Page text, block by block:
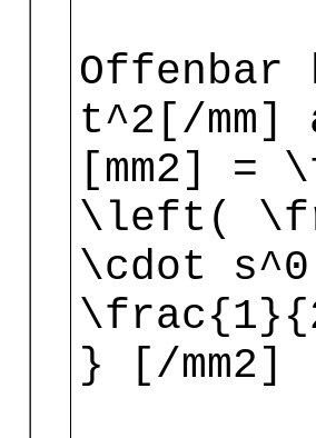
Offenbar
t^2[/mm]
[mm2]
\left(
\cdot
} [/mm2]